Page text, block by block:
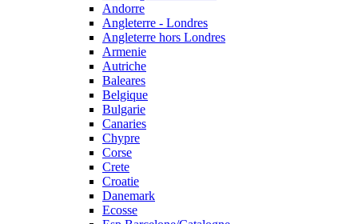
Andorre
Angleterre - Londres
Angleterre hors Londres
Armenie
Autriche
Baleares
Belgique
Bulgarie
Canaries
Chypre
Corse
Crete
Croatie
Danemark
Ecosse